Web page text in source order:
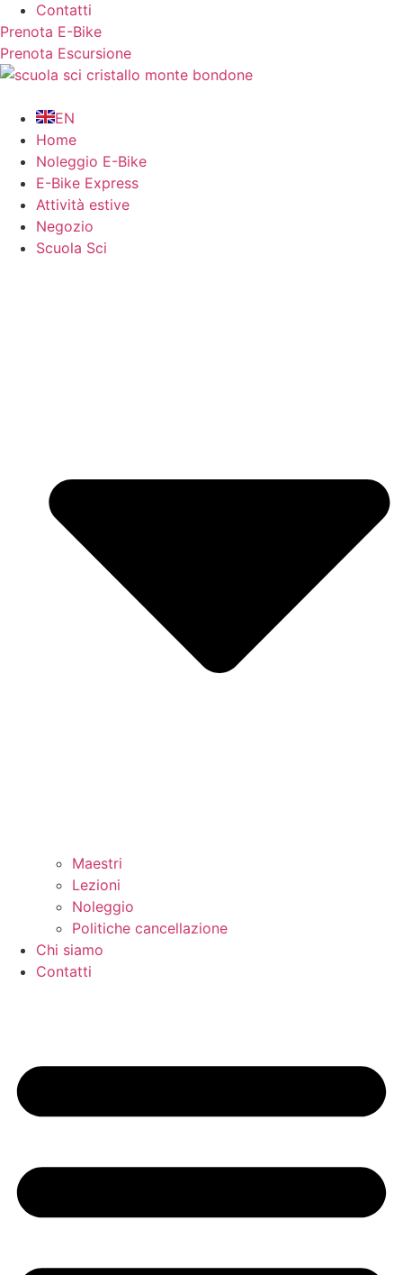
Contatti
Prenota E-Bike
Prenota Escursione
EN
Home
Noleggio E-Bike
E-Bike Express
Attività estive
Negozio
Scuola Sci
Maestri
Lezioni
Noleggio
Politiche cancellazione
Chi siamo
Contatti